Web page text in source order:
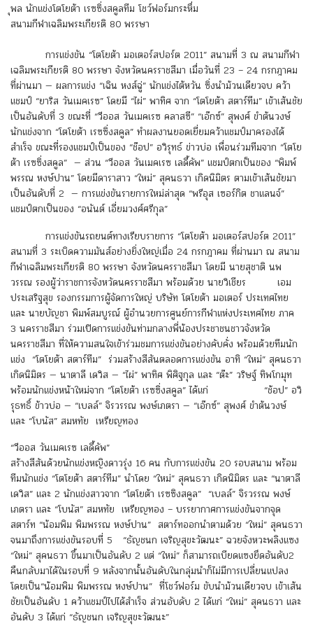
ุพล นักแข่งโตโยต้า เรซซิ่งสคูลทีม โชว์ฟอร์มกระหึ่ม
สนามกีฬาเฉลิมพระเกียรติ 80 พรรษา
การแข่งขัน “โตโยต้า มอเตอร์สปอร์ต 2011” สนามที่ 3 ณ สนามกีฬา
เฉลิมพระเกียรติ 80 พรรษา จังหวัดนครราชสีมา เมื่อวันที่ 23 – 24 กรกฎาคม
ที่ผ่านมา — ผลการแข่ง “เฉิน หงส์ฉู่” นักแข่งไต้หวัน ซิ่งนำม้วนเดียวจบ คว้า
แชมป์ “ยาริส วันเมคเรซ” โดยมี “ไผ่” พาทิศ จาก “โตโยต้า สตาร์ทีม” เข้าเส้นชัย
เป็นอันดับที่ 3 ขณะที่ “วีออส วันเมคเรซ คลาสซี” “เอ๊กซ์” สุพงศ์ ขำต้นวงษ์
นักแข่งจาก “โตโยต้า เรซซิ่งสคูล” ทำผลงานยอดเยี่ยมคว้าแชมป์มาครองได้
สำเร็จ ขณะที่รองแชมป์เป็นของ “ช๊อป” อวิรุทธ์ ข่าวบ่อ เพื่อนร่วมทีมจาก “โตโย
ต้า เรซซิ่งสคูล” — ส่วน “วีออส วันเมคเรซ เลดี้คัพ” แชมป์ตกเป็นของ “พิมพ์
พรรณ หงษ์ปาน” โดยมีดาราสาว “ใหม่” สุคนธวา เกิดนิมิตร ตามเข้าเส้นชัยมา
เป็นอันดับที่ 2 — การแข่งขันรายการใหม่ล่าสุด “พรีอุส เซอร์กิต ชาแลนจ์”
แชมป์ตกเป็นของ “อนันต์ เอี่ยมวงศ์ศรีกุล”
การแข่งขันรถยนต์ทางเรียบรายการ “โตโยต้า มอเตอร์สปอร์ต 2011”
สนามที่ 3 ระเบิดความมันส์อย่างยิ่งใหญ่เมื่อ 24 กรกฎาคม ที่ผ่านมา ณ สนาม
กีฬาเฉลิมพระเกียรติ 80 พรรษา จังหวัดนครราชสีมา โดยมี นายสุชาติ นพ
วรรณ รองผู้ว่าราชการจังหวัดนครราชสีมา พร้อมด้วย นายวิเชียร เอม
ประเสริฐสุข รองกรรมการผู้จัดการใหญ่ บริษัท โตโยต้า มอเตอร์ ประเทศไทย
และ นายบัญชา พิมพ์สมบูรณ์ ผู้อำนวยการศูนย์การกีฬาแห่งประเทศไทย ภาค
3 นครราชสีมา ร่วมเปิดการแข่งขันท่ามกลางพี่น้องประชาชนชาวจังหวัด
นครราชสีมา ที่ให้ความสนใจเข้าร่วมชมการแข่งขันอย่างคับคั่ง พร้อมด้วยทีมนัก
แข่ง “โตโยต้า สตาร์ทีม” ร่วมสร้างสีสันตลอดการแข่งขัน อาทิ “ใหม่” สุคนธวา
เกิดนิมิตร — นาตาลี เดวิส — “ไผ่” พาทิศ พิศิฐกุล และ “ต๊ะ” วริษฐ์ ทิพโกมุท
พร้อมนักแข่งหน้าใหม่จาก “โตโยต้า เรซซิ่งสคูล” ได้แก่ “ช้อป” อวิ
รุธทธิ์ ข้าวบ่อ — “เบลล์” จิรวรรณ พงษ์เภตรา — “เอ๊กซ์” สุพงศ์ ขำต้นวงษ์
และ “โบนัส” สมหทัย เหรียญทอง
“วีออส วันเมคเรซ เลดี้คัพ”
สร้างสีสันด้วยนักแข่งหญิงดาวรุ่ง 16 คน กับการแข่งขัน 20 รอบสนาม พร้อม
ทีมนักแข่ง “โตโยต้า สตาร์ทีม” นำโดย “ใหม่” สุคนธวา เกิดนิมิตร และ “นาตาลี
เดวิส” และ 2 นักแข่งสาวจาก “โตโยต้า เรซซิงสคูล” “เบลล์” จิรวรรณ พงษ์
เภตรา และ “โบนัส” สมหทัย เหรียญทอง – บรรยากาศการแข่งขันจากจุด
สตาร์ท “น้อมพิม พิมพรรณ หงษ์ปาน” สตาร์ทออกนำตามด้วย “ใหม่” สุคนธวา
จนมาถึงการแข่งขันรอบที่ 5 “ธัญชนก เจริญสุขะวัฒนะ” ฉวยจังหวะพลิงแซง
“ใหม่” สุคนธวา ขึ้นมาเป็นอันดับ 2 แต่ “ใหม่” ก็สามารถเบียดแซงยึดอันดับ2
คืนกลับมาได้ในรอบที่ 9 หลังจากนั้นอันดับในกลุ่มนำก็ไม่มีการเปลี่ยนแปลง
โดยเป็น“น้อมพิม พิมพรรณ หงษ์ปาน” ที่โชว์ฟอร์ม ขับนำม้วนเดียวจบ เข้าเส้น
ชัยเป็นอันดับ 1 คว้าแชมป์ไปได้สำเร็จ ส่วนอับดับ 2 ได้แก่ “ใหม่” สุคนธวา และ
อันดับ 3 ได้แก่ “ธัญชนก เจริญสุขะวัฒนะ”